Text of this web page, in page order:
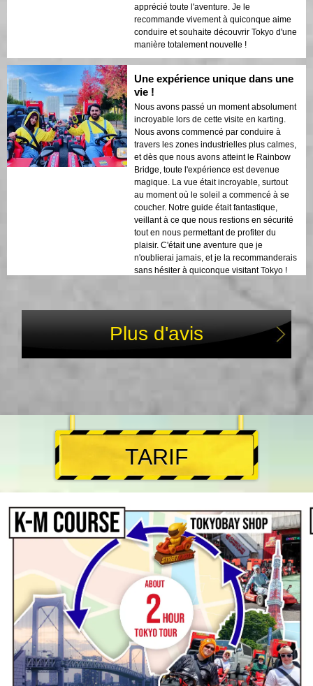
apprécié toute l'aventure. Je le
recommande vivement à quiconque aime
conduire et souhaite découvrir Tokyo d'une
manière totalement nouvelle !
Une expérience unique dans une
vie !
Nous avons passé un moment absolument
incroyable lors de cette visite en karting.
Nous avons commencé par conduire à
travers les zones industrielles plus calmes,
et dès que nous avons atteint le Rainbow
Bridge, toute l'expérience est devenue
magique. La vue était incroyable, surtout
au moment où le soleil a commencé à se
coucher. Notre guide était fantastique,
veillant à ce que nous restions en sécurité
tout en nous permettant de profiter du
plaisir. C'était une aventure que je
n'oublierai jamais, et je la recommanderais
sans hésiter à quiconque visitant Tokyo !
Plus d'avis
TARIF